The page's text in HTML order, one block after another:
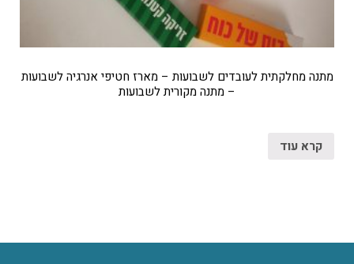
מתנה מחלקתית לעובדים לשבועות – מארז חטיפי אנרגיה לשבועות
– מתנה מקורית לשבועות
קרא עוד